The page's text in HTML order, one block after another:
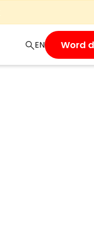
EN Word